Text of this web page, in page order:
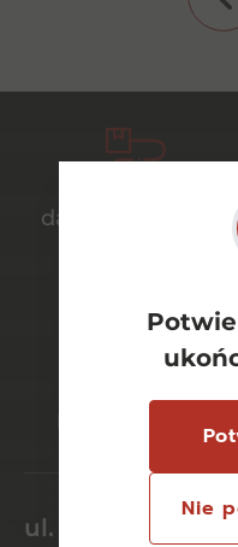
Nie
darmowa
ul. Dworcowa 26/